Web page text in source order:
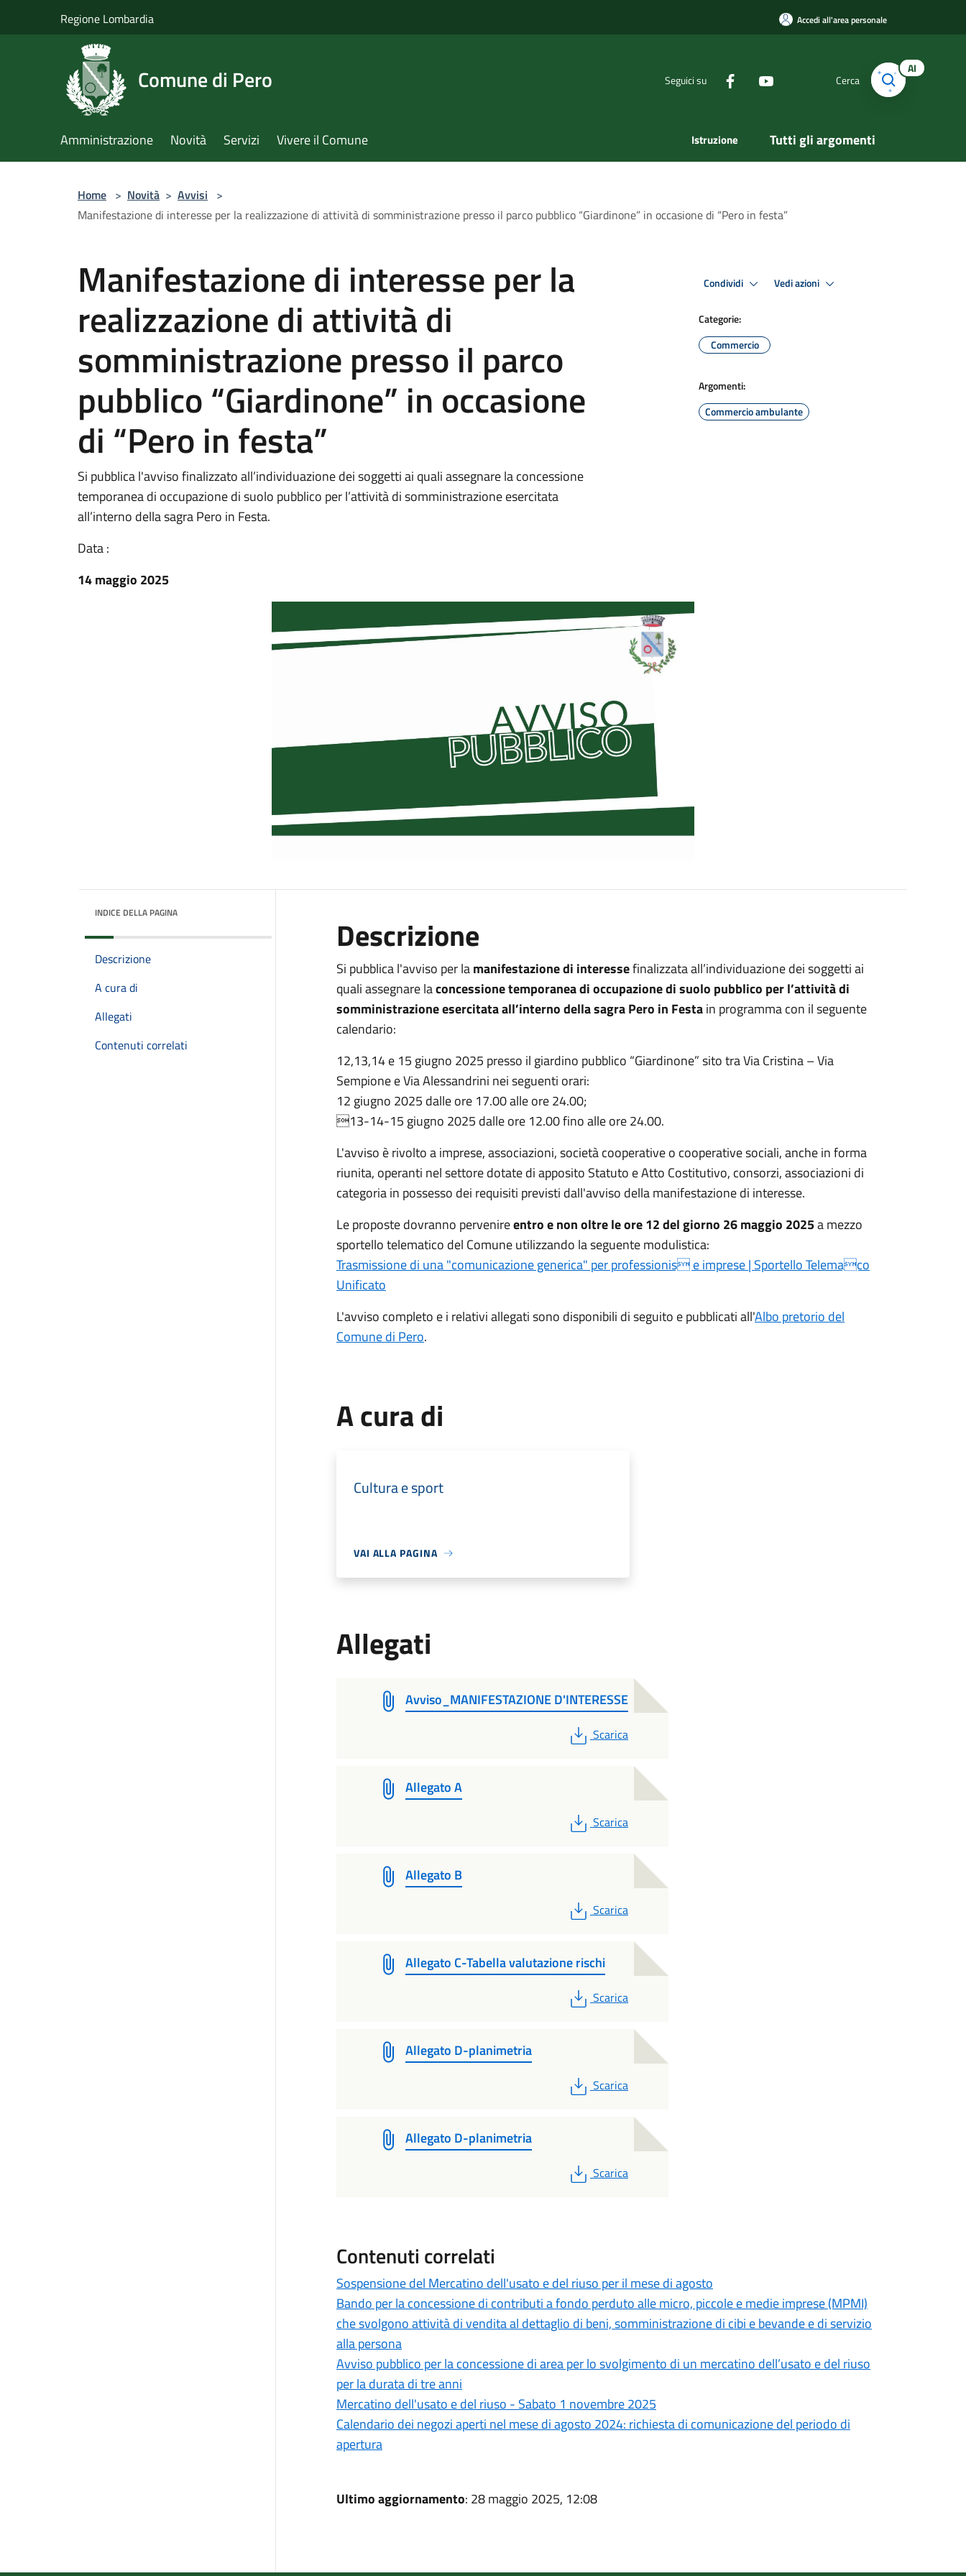
Regione Lombardia Accedi all'area personale
Comune di Pero Seguici su Cerca
AI
Amministrazione Novità Servizi Vivere il Comune Istruzione Tutti gli argomenti
Home > Novità > Avvisi >
Manifestazione di interesse per la realizzazione di attività di somministrazione presso il parco pubblico “Giardinone” in occasione di “Pero in festa”
Manifestazione di interesse per la
realizzazione di attività di
somministrazione presso il parco
pubblico “Giardinone” in occasione
di “Pero in festa”
Si pubblica l'avviso finalizzato all’individuazione dei soggetti ai quali assegnare la concessione
temporanea di occupazione di suolo pubblico per l’attività di somministrazione esercitata
all’interno della sagra Pero in Festa.
Data :
14 maggio 2025
Condividi Vedi azioni
Categorie:
Commercio
Argomenti:
Commercio ambulante
INDICE DELLA PAGINA
Descrizione
A cura di
Allegati
Contenuti correlati
Descrizione
Si pubblica l'avviso per lamanifestazione di interessefinalizzata all’individuazione dei soggetti ai
quali assegnare laconcessione temporanea di occupazione di suolo pubblico per l’attività di
somministrazione esercitata all’interno della sagra Pero in Festain programma con il seguente
calendario:
12,13,14 e 15 giugno 2025 presso il giardino pubblico “Giardinone” sito tra Via Cristina – Via
Sempione e Via Alessandrini nei seguenti orari:
12 giugno 2025 dalle ore 17.00 alle ore 24.00;
13-14-15 giugno 2025 dalle ore 12.00 fino alle ore 24.00.
L'avviso è rivolto a imprese, associazioni, società cooperative o cooperative sociali, anche in forma
riunita, operanti nel settore dotate di apposito Statuto e Atto Costitutivo, consorzi, associazioni di
categoria in possesso dei requisiti previsti dall'avviso della manifestazione di interesse.
Le proposte dovranno pervenireentro e non oltre le ore 12 del giorno 26 maggio 2025a mezzo
sportello telematico del Comune utilizzando la seguente modulistica:
Trasmissione di una "comunicazione generica" per professionis e imprese | Sportello Telemaco
Unificato
L'avviso completo e i relativi allegati sono disponibili di seguito e pubblicati all'Albo pretorio del
Comune di Pero.
A cura di
Cultura e sport
VAI ALLA PAGINA
Allegati
Avviso_MANIFESTAZIONE D'INTERESSE
PDF
Scarica
Allegato A
PDF
Scarica
Allegato B
PDF
Scarica
Allegato C-Tabella valutazione rischi
PDF
Scarica
Allegato D-planimetria
PDF
Scarica
Allegato D-planimetria
PDF
Scarica
Contenuti correlati
Sospensione del Mercatino dell'usato e del riuso per il mese di agosto
Bando per la concessione di contributi a fondo perduto alle micro, piccole e medie imprese (MPMI)
che svolgono attività di vendita al dettaglio di beni, somministrazione di cibi e bevande e di servizio
alla persona
Avviso pubblico per la concessione di area per lo svolgimento di un mercatino dell’usato e del riuso
per la durata di tre anni
Mercatino dell'usato e del riuso - Sabato 1 novembre 2025
Calendario dei negozi aperti nel mese di agosto 2024: richiesta di comunicazione del periodo di
apertura
Ultimo aggiornamento: 28 maggio 2025, 12:08